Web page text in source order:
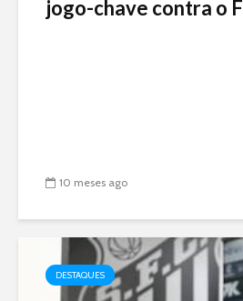
jogo-chave contra o
10 meses ago
DESTAQUES